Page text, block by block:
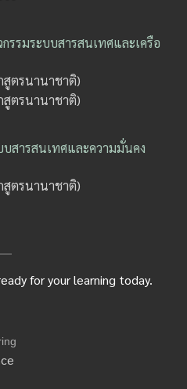
กรรมระบบสารสนเทศและเครือ
สูตรนานาชาติ)
สูตรนานาชาติ)
บสารสนเทศและความมั่นคง
สูตรนานาชาติ)
for your learning today.